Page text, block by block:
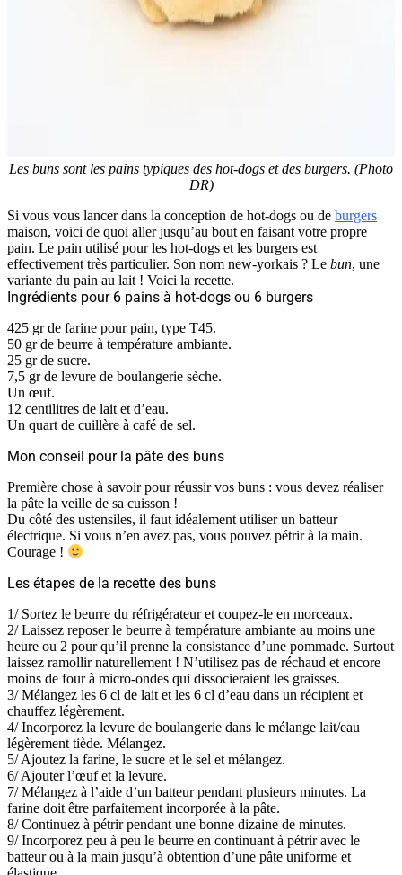
Les buns sont les pains typiques des hot-dogs et des burgers. (Photo
DR)
Si vous vous lancer dans la conception de hot-dogs ou de burgers
maison, voici de quoi aller jusqu’au bout en faisant votre propre
pain. Le pain utilisé pour les hot-dogs et les burgers est
effectivement très particulier. Son nom new-yorkais ? Le bun, une
variante du pain au lait ! Voici la recette.
Ingrédients pour 6 pains à hot-dogs ou 6 burgers
425 gr de farine pour pain, type T45.
50 gr de beurre à température ambiante.
25 gr de sucre.
7,5 gr de levure de boulangerie sèche.
Un œuf.
12 centilitres de lait et d’eau.
Un quart de cuillère à café de sel.
Mon conseil pour la pâte des buns
Première chose à savoir pour réussir vos buns : vous devez réaliser
la pâte la veille de sa cuisson !
Du côté des ustensiles, il faut idéalement utiliser un batteur
électrique. Si vous n’en avez pas, vous pouvez pétrir à la main.
Courage !
Les étapes de la recette des buns
1/ Sortez le beurre du réfrigérateur et coupez-le en morceaux.
2/ Laissez reposer le beurre à température ambiante au moins une
heure ou 2 pour qu’il prenne la consistance d’une pommade. Surtout
laissez ramollir naturellement ! N’utilisez pas de réchaud et encore
moins de four à micro-ondes qui dissocieraient les graisses.
3/ Mélangez les 6 cl de lait et les 6 cl d’eau dans un récipient et
chauffez légèrement.
4/ Incorporez la levure de boulangerie dans le mélange lait/eau
légèrement tiède. Mélangez.
5/ Ajoutez la farine, le sucre et le sel et mélangez.
6/ Ajouter l’œuf et la levure.
7/ Mélangez à l’aide d’un batteur pendant plusieurs minutes. La
farine doit être parfaitement incorporée à la pâte.
8/ Continuez à pétrir pendant une bonne dizaine de minutes.
9/ Incorporez peu à peu le beurre en continuant à pétrir avec le
batteur ou à la main jusqu’à obtention d’une pâte uniforme et